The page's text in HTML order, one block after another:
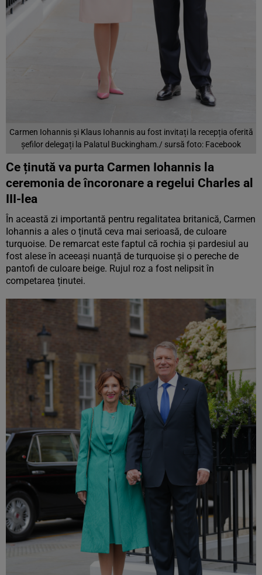
Carmen Iohannis și Klaus Iohannis au fost invitați la recepția oferită
șefilor delegați la Palatul Buckingham./ sursă foto: Facebook
Ce ținută va purta Carmen Iohannis la
ceremonia de încoronare a regelui Charles al
III-lea
În această zi importantă pentru regalitatea britanică, Carmen
Iohannis a ales o ținută ceva mai serioasă, de culoare
turquoise. De remarcat este faptul că rochia și pardesiul au
fost alese în aceeași nuanță de turquoise și o pereche de
pantofi de culoare beige. Rujul roz a fost nelipsit în
competarea ținutei.